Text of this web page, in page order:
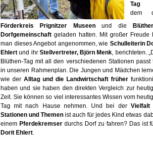
Tag
dem
Förderkreis Prignitzer Museenund die
Dorfgemeinschaft geladen hatten. Mit großer Freude
man dieses Angebot angenommen, wie Schulleiterin
Ehlert und ihr Stellvertreter, Björn Menk, berichteten.
Blüthen-Tag mit all den verschiedenen Stationen passt
in unseren Rahmenplan. Die Jungen und Mädchen
wie der Alltag und die Landwirtschaft früher
haben und sie haben den direkten Vergleich zur
Zeit. Sie können so viel interessantes Wissen vom
Tag mit nach Hause nehmen. Und bei der Vielfalt
Stationen und Themen ist auch für jedes Kind etwas
einem Pferdekremserdurchs Dorf zu fahren? Das ist
Dorit Ehlert.